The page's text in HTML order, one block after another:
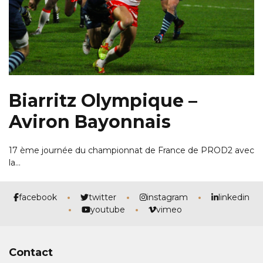
Biarritz Olympique –
Aviron Bayonnais
17 ème journée du championnat de France de PROD2 avec
la…
facebook twitter instagram
linkedin
youtube
vimeo
Contact